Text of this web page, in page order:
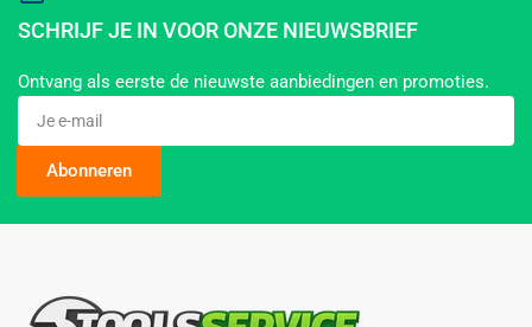
SCHRIJF JE IN VOOR ONZE NIEUWSBRIEF
Ontvang als eerste de nieuwste aanbiedingen en promoties.
Je
mail
Abonneren